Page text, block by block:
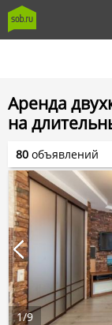
Аренда
на
1/9
80 объявлений